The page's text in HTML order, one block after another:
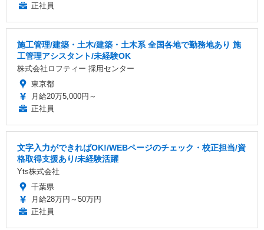
正社員
施工管理/建築・土木/建築・土木系 全国各地で勤務地あり 施
工管理アシスタント/未経験OK
株式会社ロフティー 採用センター
東京都
月給20万5,000円～
正社員
文字入力ができればOK!/WEBページのチェック・校正担当/資
格取得支援あり/未経験活躍
Yts株式会社
千葉県
月給28万円～50万円
正社員